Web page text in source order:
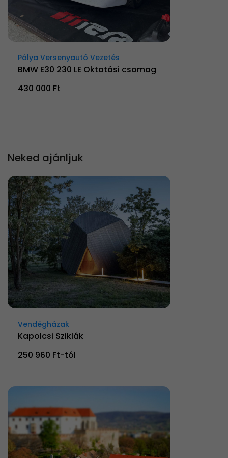
Pálya Versenyautó Vezetés
BMW E30 230 LE Oktatási csomag
430 000 Ft
Neked ajánljuk
Vendégházak
Kapolcsi Sziklák
250 960 Ft-tól